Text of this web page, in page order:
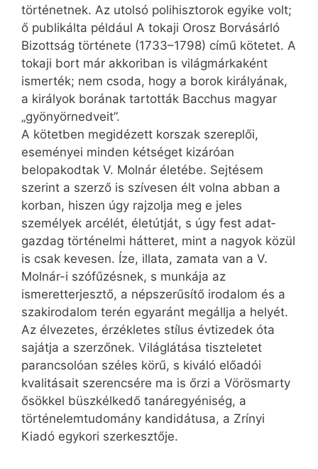
történetnek. Az utolsó polihisztorok egyike volt;
ő publikálta például A tokaji Orosz Borvásárló
Bizottság története (1733–1798) című kötetet. A
tokaji bort már akkoriban is világmárkaként
ismerték; nem csoda, hogy a borok királyának,
a királyok borának tartották Bacchus magyar
„gyönyörnedveit”.
A kötetben megidézett korszak szereplői,
eseményei minden kétséget kizáróan
belopakodtak V. Molnár életébe. Sejtésem
szerint a szerző is szívesen élt volna abban a
korban, hiszen úgy rajzolja meg e jeles
személyek arcélét, életútját, s úgy fest adat­
gazdag történelmi hátteret, mint a nagyok közül
is csak kevesen. Íze, illata, zamata van a V.
Molnár-i szófűzésnek, s munkája az
ismeretterjesztő, a népszerűsítő irodalom és a
szakirodalom terén egyaránt megállja a helyét.
Az élvezetes, érzékletes stílus évtizedek óta
sajátja a szerzőnek. Világlátása tiszteletet
parancsolóan széles körű, s kiváló előadói
kvalitásait szerencsére ma is őrzi a Vörösmarty
ősökkel büszkélkedő tanáregyéniség, a
történelemtudomány kandidátusa, a Zrínyi
Kiadó egykori szerkesztője.